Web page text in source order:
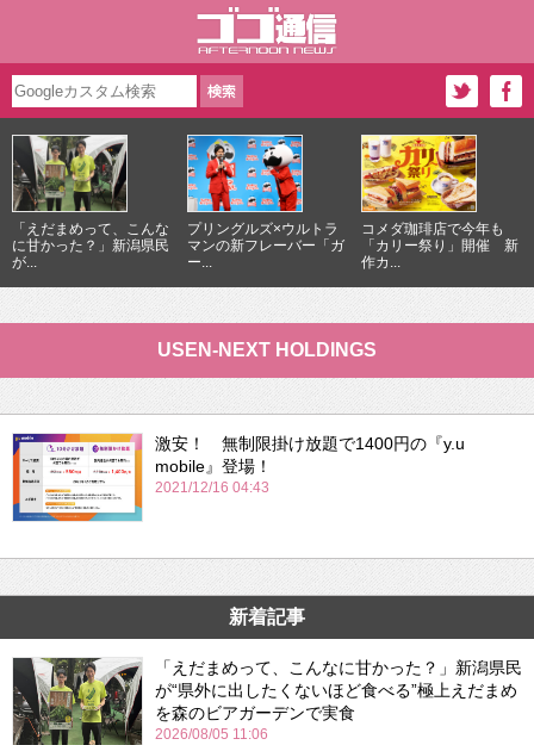
「えだまめって、こんな
に甘かった？」新潟県民
が...
プリングルズ×ウルトラ
マンの新フレーバー「ガ
ー...
コメダ珈琲店で今年も
「カリー祭り」開催 新
作カ...
USEN-NEXT HOLDINGS
激安！ 無制限掛け放題で1400円の『y.u
mobile』登場！
2021/12/16 04:43
新着記事
「えだまめって、こんなに甘かった？」新潟県民
が“県外に出したくないほど食べる”極上えだまめ
を森のビアガーデンで実食
2026/08/05 11:06